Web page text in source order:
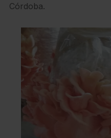
Córdoba.